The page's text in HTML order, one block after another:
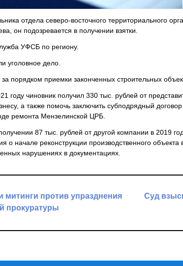
отдела северо-восточного территориального
он подозревается в получении взятки.
УФСБ по региону.
уголовное дело.
порядком приемки законченных строительных
году чиновник получил 330 тыс. рублей от
а также помочь заключить субподрядный
ремонта Мензелинской ЦРБ.
87 тыс. рублей от другой компании в 2019
о начале реконструкции производственного
нарушениях в документациях.
митинги против упразднения
прокуратуры
Суд